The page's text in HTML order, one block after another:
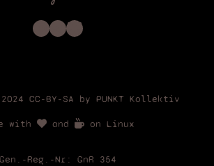
Instagram Telegram Bluesky
CC-BY-SA by PUNKT Kollektiv
with and on Linux
Gen.-Reg.-Nr: GnR 354